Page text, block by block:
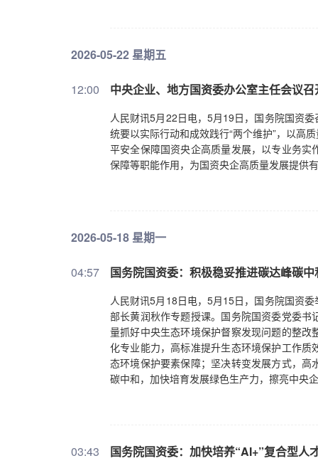
2026-05-22 星期五
12:00 中央企业、地方国资委办公室主任会议召
人民财讯5月22日电，5月19日，国务院国资
统要以实际行动和成效践行“两个维护”，以高
平安全保障国资央企高质量发展，以专业务
保障等职能作用，为国资央企高质量发展提供
2026-05-18 星期一
04:57 国务院国资委：积极稳妥推进碳达峰碳
人民财讯5月18日电，5月15日，国务院国资
部长黄润秋作专题授课。国务院国资委党委
量抓好中央生态环境保护督察发现问题的整
化专业能力，高标准提升生态环境保护工作
态环境保护要素保障；坚决转变发展方式，
碳中和，加快培育发展绿色生产力，擦亮中央
03:43 国务院国资委：加快培养“AI+”复合型人